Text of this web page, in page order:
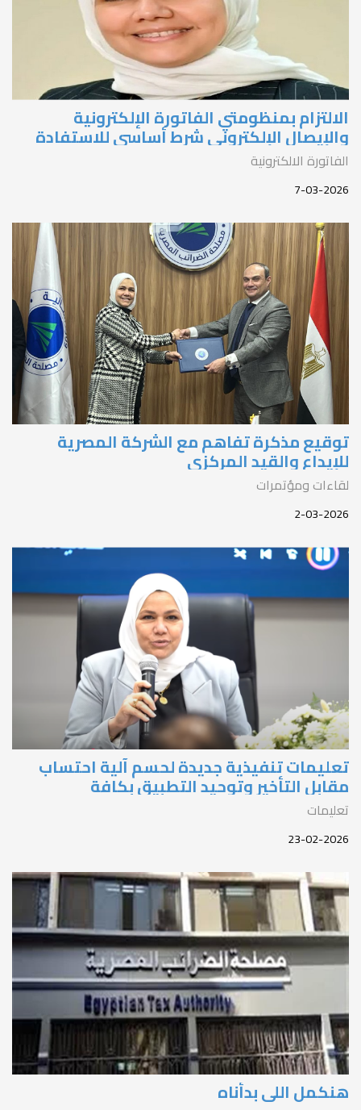
بمنظومتي الفاتورة الإلكترونية
الإلكتروني شرط أساسي للاستفادة
نظام المحاسبه المبسط
الالكترونية
7-03-
مذكرة تفاهم مع الشركة المصرية
والقيد المركزي
ومؤتمرات
2-03-
تنفيذية جديدة لحسم آلية احتساب
التأخير وتوحيد التطبيق بكافة
23-02-
اللى بدأناه